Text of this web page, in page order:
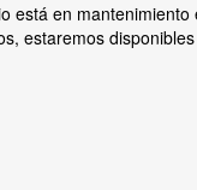
está en mantenimiento
estaremos